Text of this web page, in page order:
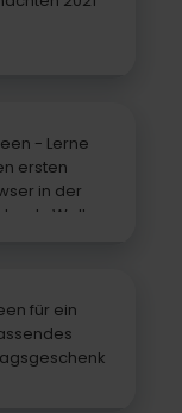
- Lerne
ersten
in der
Welt
für ein